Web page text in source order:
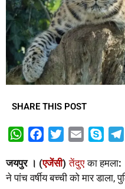
SHARE THIS POST
W
a
t
c
e
i
t
a
i
y
p
जयपुर । (एजेंसी)तेंदुएका हमला
ने पांच वर्षीय बच्ची को मार